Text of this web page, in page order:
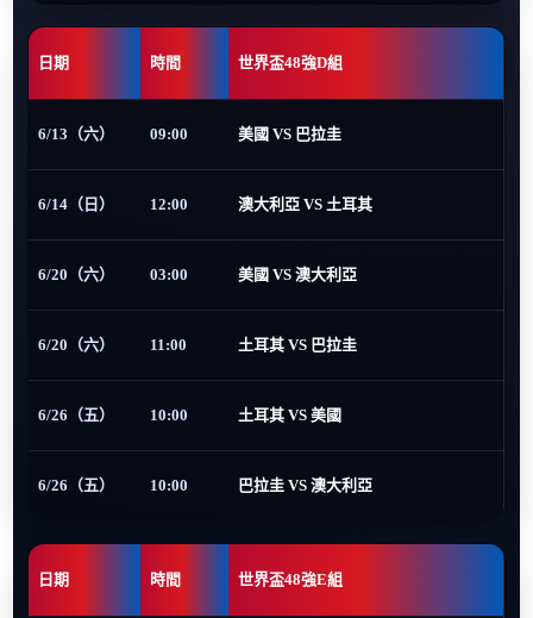
日期 時間 世界盃48強D組
6/13（六） 09:00 美國 VS 巴拉圭
6/14（日） 12:00 澳大利亞 VS 土耳其
6/20（六） 03:00 美國 VS 澳大利亞
6/20（六） 11:00 土耳其 VS 巴拉圭
6/26（五） 10:00 土耳其 VS 美國
6/26（五） 10:00 巴拉圭 VS 澳大利亞
日期 時間 世界盃48強E組